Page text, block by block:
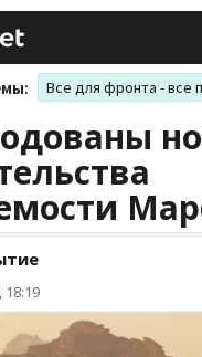
Все для фронта - все
18:19